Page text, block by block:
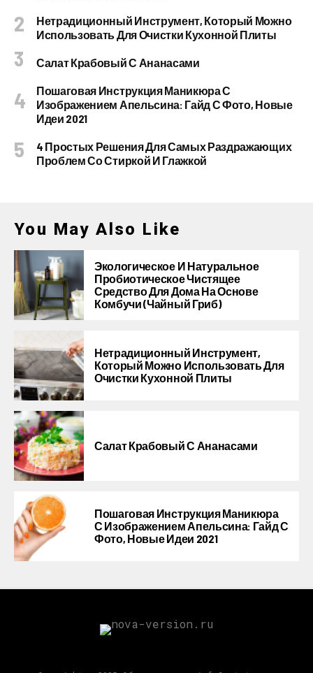
Нетрадиционный Инструмент, Который Можно
Использовать Для Очистки Кухонной Плиты
Салат Крабовый С Ананасами
Пошаговая Инструкция Маникюра С
Изображением Апельсина: Гайд С Фото, Новые
Идеи 2021
4 Простых Решения Для Самых Раздражающих
Проблем Со Стиркой И Глажкой
You May Also Like
Экологическое И Натуральное
Пробиотическое Чистящее
Средство Для Дома На Основе
Комбучи (чайный Гриб)
Нетрадиционный Инструмент,
Который Можно Использовать Для
Очистки Кухонной Плиты
Салат Крабовый С Ананасами
Пошаговая Инструкция Маникюра
С Изображением Апельсина: Гайд С
Фото, Новые Идеи 2021